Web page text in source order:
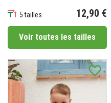
5 tailles 12,90 €
Voir toutes les tailles
favorite_border